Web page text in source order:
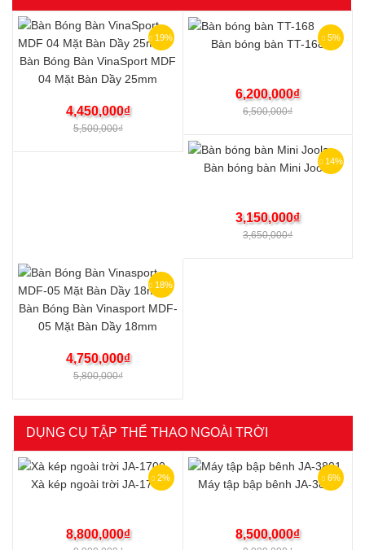
19%
Bàn Bóng Bàn VinaSport MDF
04 Mặt Bàn Dầy 25mm
5,500,000₫
4,450,000₫
5%
Bàn bóng bàn TT-168
6,500,000₫
6,200,000₫
14%
Bàn bóng bàn Mini Joola
3,650,000₫
3,150,000₫
18%
Bàn Bóng Bàn Vinasport MDF-
05 Mặt Bàn Dầy 18mm
5,800,000₫
4,750,000₫
DỤNG CỤ TẬP THỂ THAO NGOÀI TRỜI
2%
Xà kép ngoài trời JA-1700
8,800,000₫
6%
Máy tập bập bênh JA-3801
8,500,000₫